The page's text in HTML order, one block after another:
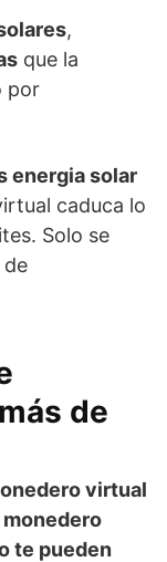
,
que la
por
energia solar
caduca lo
Solo se
de
de
virtual
monedero
te pueden